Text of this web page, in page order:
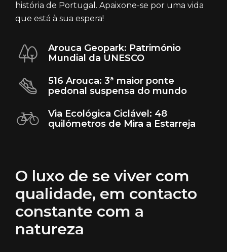
história de Portugal. Apaixone-se por uma vida
que está à sua espera!
Arouca Geopark: Património
Mundial da UNESCO
516 Arouca: 3ª maior ponte
pedonal suspensa do mundo
Via Ecológica Ciclável: 48
quilómetros de Mira a Estarreja
O luxo de se viver com
qualidade, em contacto
constante com a
natureza